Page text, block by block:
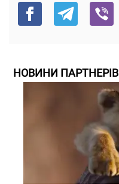
НОВИНИ ПАРТНЕРІВ